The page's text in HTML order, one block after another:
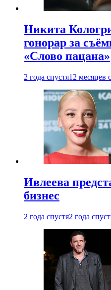
Никита
гонорар за
«Слово пацана»
2 года спустя12 месяцев
Ивлеева
бизнес
2 года спустя2 года